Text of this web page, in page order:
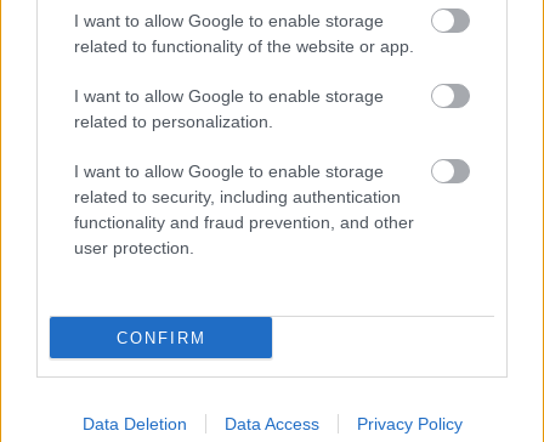
I want to allow Google to enable storage
related to functionality of the website or app.
I want to allow Google to enable storage
related to personalization.
I want to allow Google to enable storage
related to security, including authentication
functionality and fraud prevention, and other
user protection.
CONFIRM
Data Deletion Data Access Privacy Policy